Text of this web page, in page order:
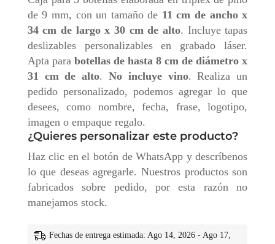
de 9 mm, con un tamaño de 11 cm de ancho x
34 cm de largo x 30 cm de alto. Incluye tapas
deslizables personalizables en grabado láser.
Apta para botellas de hasta 8 cm de diámetro x
31 cm de alto.No incluye vino. Realiza un
pedido personalizado, podemos agregar lo que
desees, como nombre, fecha, frase, logotipo,
imagen o empaque regalo.
¿Quieres personalizar este producto?
Haz clic en el botón de WhatsApp y descríbenos
lo que deseas agregarle. Nuestros productos son
fabricados sobre pedido, por esta razón no
manejamos stock.
Fechas de entrega estimada: Ago 14, 2026 - Ago 17,